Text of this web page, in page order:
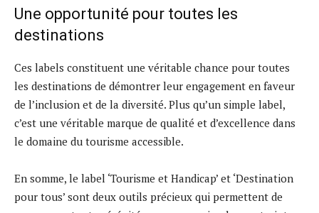
Une opportunité pour toutes les
destinations
Ces labels constituent une véritable chance pour toutes
les destinations de démontrer leur engagement en faveur
de l’inclusion et de la diversité. Plus qu’un simple label,
c’est une véritable marque de qualité et d’excellence dans
le domaine du tourisme accessible.
En somme, le label ‘Tourisme et Handicap’ et ‘Destination
pour tous’ sont deux outils précieux qui permettent de